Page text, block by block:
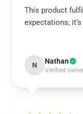
This product
expectations;
N Nathan
Verified